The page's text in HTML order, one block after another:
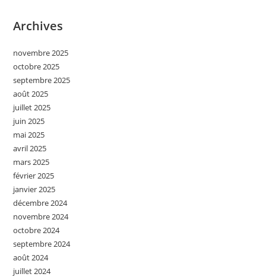
Archives
novembre 2025
octobre 2025
septembre 2025
août 2025
juillet 2025
juin 2025
mai 2025
avril 2025
mars 2025
février 2025
janvier 2025
décembre 2024
novembre 2024
octobre 2024
septembre 2024
août 2024
juillet 2024